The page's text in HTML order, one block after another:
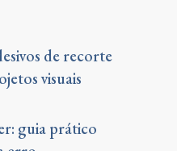
de recorte
visuais
guia prático